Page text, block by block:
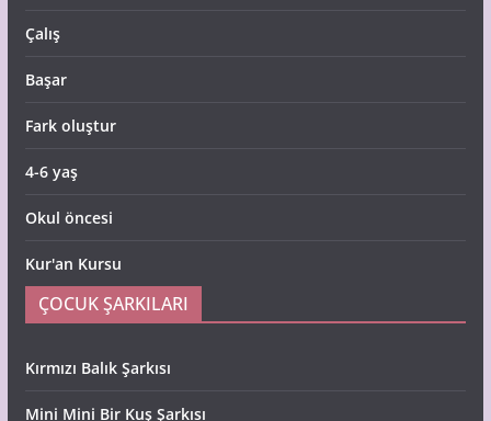
Çalış
Başar
Fark oluştur
4-6 yaş
Okul öncesi
Kur'an Kursu
ÇOCUK ŞARKILARI
Kırmızı Balık Şarkısı
Mini Mini Bir Kuş Şarkısı